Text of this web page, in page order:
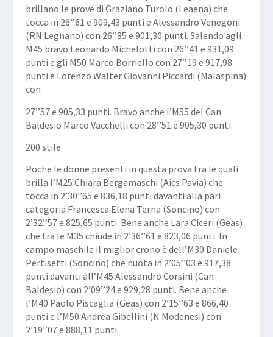
brillano le prove diGraziano Turolo (Leaena) che
tocca in 26’’61 e 909,43 punti eAlessandro Venegoni
(RN Legnano) con 26’’85 e 901,30 punti. Salendo agli
M45 bravo Leonardo Michelotti con 26’’41 e 931,09
punti e gli M50 Marco Borriello con 27’’19 e 917,98
punti e LorenzoWalter Giovanni Piccardi (Malaspina)
con
27’’57 e 905,33 punti. Bravo anche l’M55 del Can
Baldesio Marco Vacchelli con 28’’51 e 905,30 punti.
200 stile
Poche le donne presenti in questa prova tra le quali
brilla l’M25Chiara Bergamaschi (Aics Pavia) che
tocca in 2’30’’65 e 836,18 punti davanti alla pari
categoria Francesca Elena Terna (Soncino) con
2’32’’57 e 825,65 punti. Bene anche Lara Ciceri (Geas)
che tra le M35 chiude in 2’36’’61 e 823,06 punti. In
campo maschile il miglior crono è dell’M30 Daniele
Pertisetti (Soncino) che nuota in 2’05’’03 e 917,38
punti davanti all’M45Alessandro Corsini (Can
Baldesio) con 2’09’’24 e 929,28 punti. Bene anche
l’M40 Paolo Piscaglia (Geas) con 2’15’’63 e 866,40
punti e l’M50Andrea Gibellini (N Modenesi) con
2’19’’07 e 888,11 punti.